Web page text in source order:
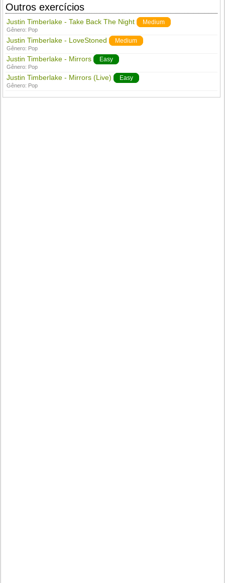
Outros exercícios
Justin Timberlake - Take Back The Night Medium
Gênero: Pop
Justin Timberlake - LoveStoned Medium
Gênero: Pop
Justin Timberlake - Mirrors Easy
Gênero: Pop
Justin Timberlake - Mirrors (Live) Easy
Gênero: Pop